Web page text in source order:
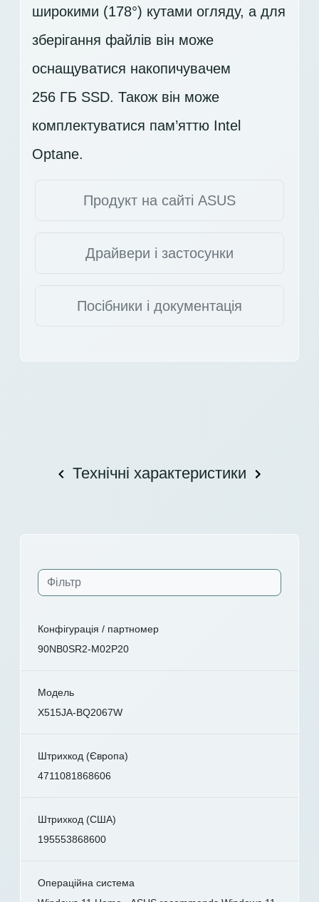
широкими (178°) кутами огляду, а для
зберігання файлів він може
оснащуватися накопичувачем
256 ГБ SSD. Також він може
комплектуватися пам’яттю Intel
Optane.
Продукт на сайті ASUS
Драйвери і застосунки
Посібники і документація
Технічні характеристики
Конфігурація / партномер
90NB0SR2-M02P20
Модель
X515JA-BQ2067W
Штрихкод (Європа)
4711081868606
Штрихкод (США)
195553868600
Операційна система